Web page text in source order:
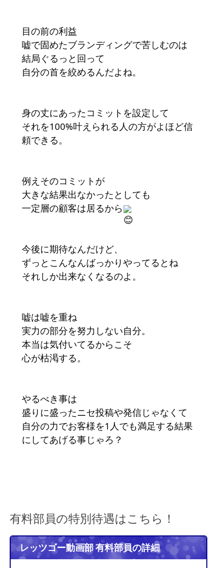
目の前の利益
嘘で固めたブランディングで苦しむのは
結局ぐるっと回って
自分の首を絞めるんだよね。
身の丈にあったコミットを設定して
それを100%叶えられる人の方がよほど信
頼できる。
例えそのコミットが
大きな結果出なかったとしても
一定層の顧客は居るから
今後に期待なんだけど、
ずっとこんなんばっかりやってるとね
それしか出来なくなるのよ。
嘘は嘘を重ね
実力の部分を努力しない自分。
本当は気付いてるからこそ
心が枯渇する。
やるべき事は
盛りに盛ったニセ投稿や発信じゃなくて
自分の力でお客様を1人でも満足する結果
にしてあげる事じゃろ？
有料部員の特別待遇はこちら！
レッツゴー動画部 有料部員の詳細